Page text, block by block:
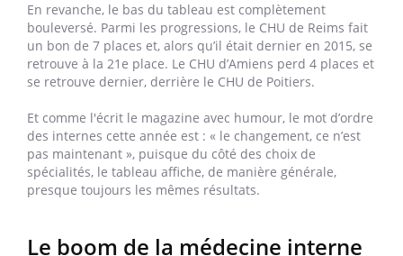
En revanche, le bas du tableau est complètement
bouleversé. Parmi les progressions, le CHU de Reims fait
un bon de 7 places et, alors qu’il était dernier en 2015, se
retrouve à la 21e place. Le CHU d’Amiens perd 4 places et
se retrouve dernier, derrière le CHU de Poitiers.
Et comme l'écrit le magazine avec humour, le mot d’ordre
des internes cette année est : « le changement, ce n’est
pas maintenant », puisque du côté des choix de
spécialités, le tableau affiche, de manière générale,
presque toujours les mêmes résultats.
Le boom de la médecine interne